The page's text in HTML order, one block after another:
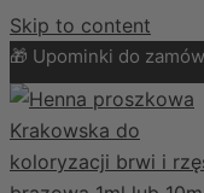
Skip to content
🎁 Upominki do